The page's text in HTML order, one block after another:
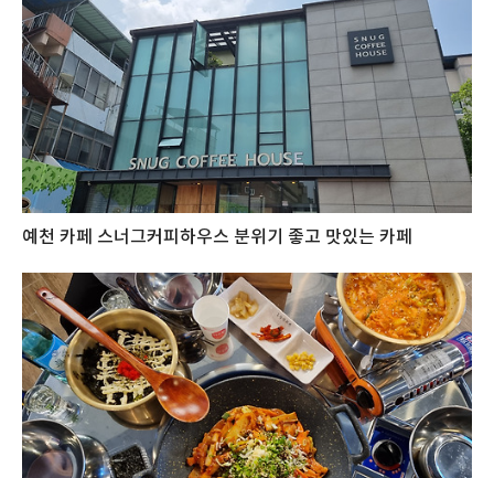
예천 카페 스너그커피하우스 분위기 좋고 맛있는 카페